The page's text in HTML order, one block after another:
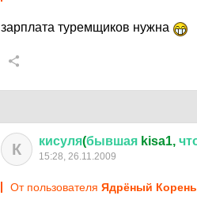
зарплата туремщиков нужна
К кисуля(бывшая kisa1,
15:28, 26.11.2009
От пользователя Ядрёный Корень